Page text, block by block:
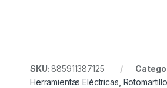
SKU:885911387125
Herramientas Eléctricas